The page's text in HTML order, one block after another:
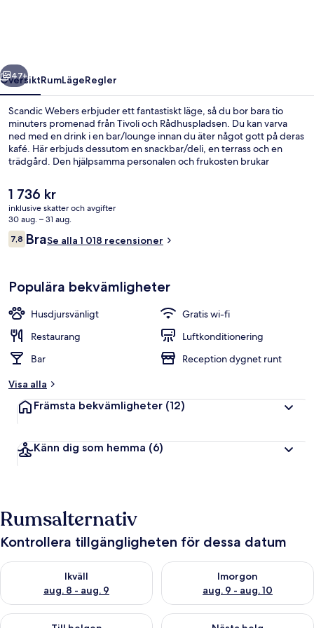
Nästa
47+
ÖversiktRumLägeRegler
Scandic Webers erbjuder ett fantastiskt läge, så du bor bara tio
minuters promenad från Tivoli och Rådhuspladsen. Du kan varva
ned med en drink i en bar/lounge innan du äter något gott på deras
kafé. Här erbjuds dessutom en snackbar/deli, en terrass och en
trädgård. Den hjälpsamma personalen och frukosten brukar
Vesterport station tar det 4 minuter att gå och till Rådhuspladsen
station är det 8 minuter.
Det
nuvarande
priset
är
1 736 kr
1 736 kr
inklusive skatter och avgifter
30 aug. – 31 aug.
Recensioner
7,87,8 av 10,
BraSe alla 1 018 recensioner
Populära bekvämligheter
Husdjursvänligt
Gratis wi-fi
Restaurang
Luftkonditionering
Bar
Reception dygnet runt
Visa alla
Främsta bekvämligheter (12)
Känn dig som hemma (6)
Rumsalternativ
Kontrollera tillgängligheten för dessa datum
Ikväll
aug. 8 - aug. 9
Kontrollera tillgängligheten för ikväll aug. 8 - aug. 9
Imorgon
aug. 9 - aug. 10
Kontrollera tillgängligheten
Kontrollera tillgängligheten för den här helgen aug. 14 - aug.
Kontrollera tillgängligheten